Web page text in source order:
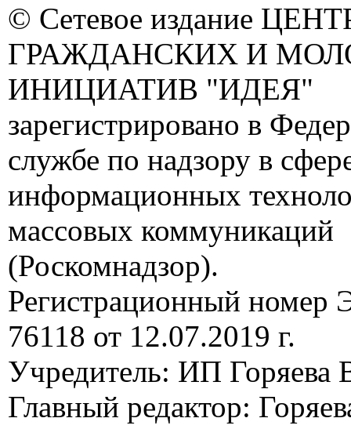
© Сетевое издание
ГРАЖДАНСКИХ И
ИНИЦИАТИВ "ИДЕЯ"
зарегистрировано в
службе по надзору в
информационных
массовых коммуникаций
(Роскомнадзор).
Регистрационный
76118 от 12.07.2019 г.
Учредитель: ИП Горяева
Главный редактор: